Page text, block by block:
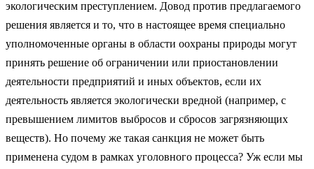
экологическим преступлением. Довод против предлагаемого
решения является и то, что в настоящее время специально
уполномоченные органы в области оохраны природы могут
принять решение об ограничении или приостановлении
деятельности предприятий и иных объектов, если их
деятельность является экологически вредной (например, с
превышением лимитов выбросов и сбросов загрязняющих
веществ). Но почему же такая санкция не может быть
применена судом в рамках уголовного процесса? Уж если мы